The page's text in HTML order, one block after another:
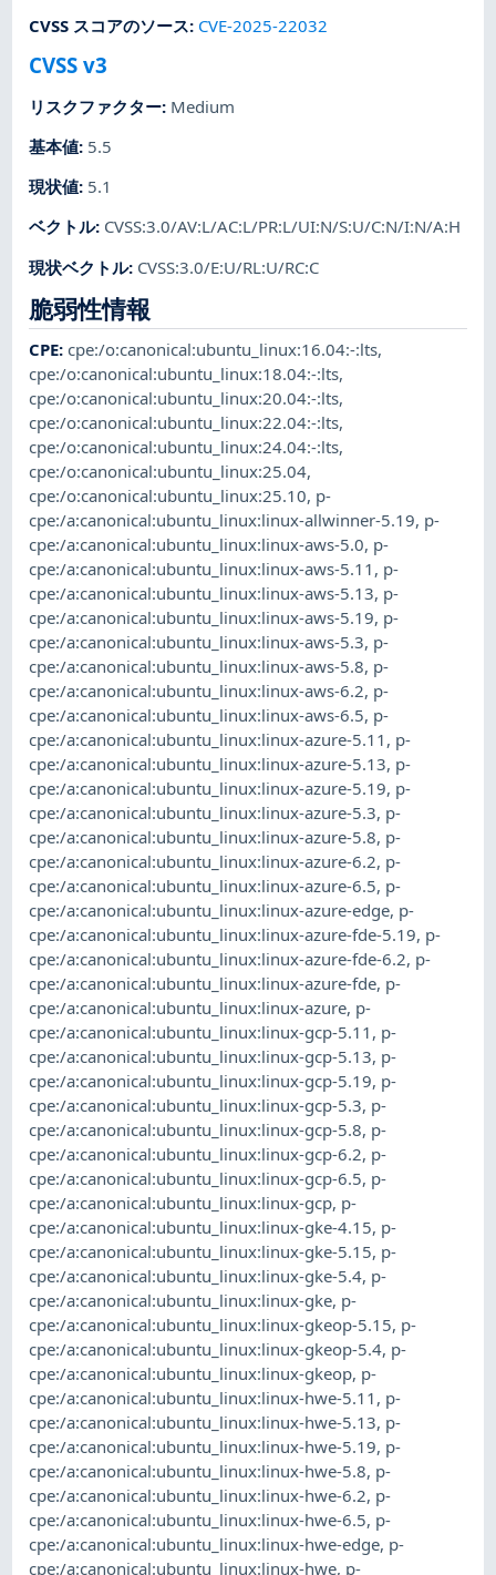
CVSS スコアのソース: CVE-2025-22032
CVSS v3
リスクファクター: Medium
基本値: 5.5
現状値: 5.1
ベクトル: CVSS:3.0/AV:L/AC:L/PR:L/UI:N/S:U/C:N/I:N/A:H
現状ベクトル: CVSS:3.0/E:U/RL:U/RC:C
脆弱性情報
CPE:cpe:/o:canonical:ubuntu_linux:16.04:-:lts,
cpe:/o:canonical:ubuntu_linux:18.04:-:lts,
cpe:/o:canonical:ubuntu_linux:20.04:-:lts,
cpe:/o:canonical:ubuntu_linux:22.04:-:lts,
cpe:/o:canonical:ubuntu_linux:24.04:-:lts,
cpe:/o:canonical:ubuntu_linux:25.04,
cpe:/o:canonical:ubuntu_linux:25.10, p-
cpe:/a:canonical:ubuntu_linux:linux-allwinner-5.19, p-
cpe:/a:canonical:ubuntu_linux:linux-aws-5.0, p-
cpe:/a:canonical:ubuntu_linux:linux-aws-5.11 , p-
cpe:/a:canonical:ubuntu_linux:linux-aws-5.13, p-
cpe:/a:canonical:ubuntu_linux:linux-aws-5.19, p-
cpe:/a:canonical:ubuntu_linux:linux-aws-5.3, p-
cpe:/a:canonical:ubuntu_linux:linux-aws-5.8, p-
cpe:/a:canonical:ubuntu_linux:linux-aws-6.2, p-
cpe:/a:canonical:ubuntu_linux:linux-aws-6.5, p-
cpe:/a:canonical:ubuntu_linux:linux-azure-5.11 , p-
cpe:/a:canonical:ubuntu_linux:linux-azure-5.13, p-
cpe:/a:canonical:ubuntu_linux:linux-azure-5.19, p-
cpe:/a:canonical:ubuntu_linux:linux-azure-5.3, p-
cpe:/a:canonical:ubuntu_linux:linux-azure-5.8, p-
cpe:/a:canonical:ubuntu_linux:linux-azure-6.2, p-
cpe:/a:canonical:ubuntu_linux:linux-azure-6.5, p-
cpe:/a:canonical:ubuntu_linux:linux-azure-edge, p-
cpe:/a:canonical:ubuntu_linux:linux-azure-fde-5.19, p-
cpe:/a:canonical:ubuntu_linux:linux-azure-fde-6.2, p-
cpe:/a:canonical:ubuntu_linux:linux-azure-fde, p-
cpe:/a:canonical:ubuntu_linux:linux-azure, p-
cpe:/a:canonical:ubuntu_linux:linux-gcp-5.11 , p-
cpe:/a:canonical:ubuntu_linux:linux-gcp-5.13, p-
cpe:/a:canonical:ubuntu_linux:linux-gcp-5.19, p-
cpe:/a:canonical:ubuntu_linux:linux-gcp-5.3, p-
cpe:/a:canonical:ubuntu_linux:linux-gcp-5.8, p-
cpe:/a:canonical:ubuntu_linux:linux-gcp-6.2, p-
cpe:/a:canonical:ubuntu_linux:linux-gcp-6.5, p-
cpe:/a:canonical:ubuntu_linux:linux-gcp, p-
cpe:/a:canonical:ubuntu_linux:linux-gke-4.15, p-
cpe:/a:canonical:ubuntu_linux:linux-gke-5.15, p-
cpe:/a:canonical:ubuntu_linux:linux-gke-5.4, p-
cpe:/a:canonical:ubuntu_linux:linux-gke, p-
cpe:/a:canonical:ubuntu_linux:linux-gkeop-5.15, p-
cpe:/a:canonical:ubuntu_linux:linux-gkeop-5.4, p-
cpe:/a:canonical:ubuntu_linux:linux-gkeop, p-
cpe:/a:canonical:ubuntu_linux:linux-hwe-5.11 , p-
cpe:/a:canonical:ubuntu_linux:linux-hwe-5.13, p-
cpe:/a:canonical:ubuntu_linux:linux-hwe-5.19, p-
cpe:/a:canonical:ubuntu_linux:linux-hwe-5.8, p-
cpe:/a:canonical:ubuntu_linux:linux-hwe-6.2, p-
cpe:/a:canonical:ubuntu_linux:linux-hwe-6.5, p-
cpe:/a:canonical:ubuntu_linux:linux-hwe-edge, p-
cpe:/a:canonical:ubuntu_linux:linux-hwe, p-